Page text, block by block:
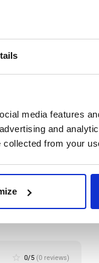
media features
and
collected from your
a su equipo en
un lugar de
este puesto es
star_border 0/5 (0 reviews)